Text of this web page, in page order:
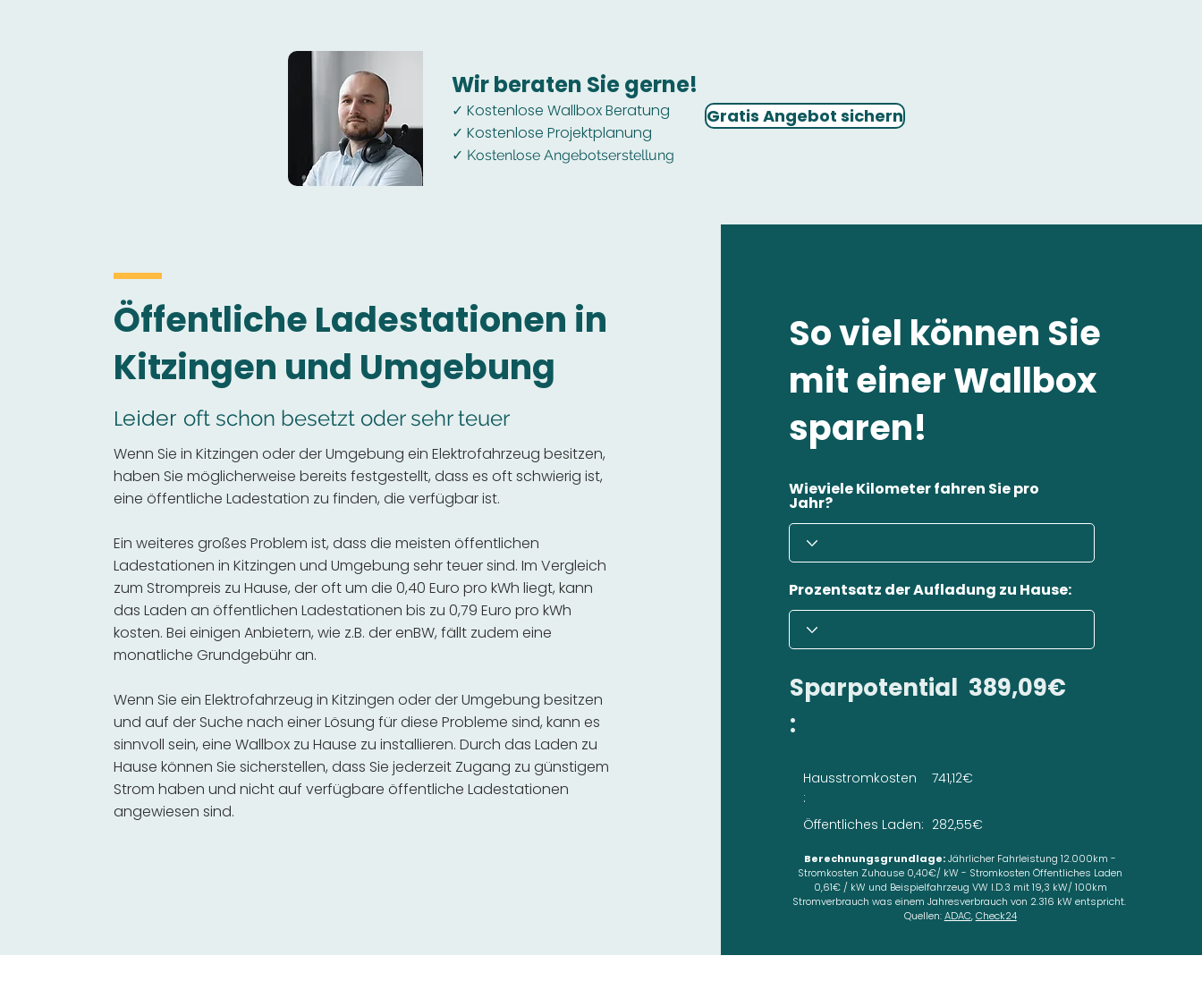
Wir beraten Sie gerne!
✓ Kostenlose Wallbox Beratung
✓ Kostenlose Projektplanung
✓ Kostenlose Angebotserstellung
Gratis Angebot sichern
Öffentliche Ladestationen in
Kitzingen und Umgebung
Leider oft schon besetzt oder sehr teuer
Wenn Sie in Kitzingen oder der Umgebung ein Elektrofahrzeug besitzen,
haben Sie möglicherweise bereits festgestellt, dass es oft schwierig ist,
eine öffentliche Ladestation zu finden, die verfügbar ist.
Ein weiteres großes Problem ist, dass die meisten öffentlichen
Ladestationen in Kitzingen und Umgebung sehr teuer sind. Im Vergleich
zum Strompreis zu Hause, der oft um die 0,40 Euro pro kWh liegt, kann
das Laden an öffentlichen Ladestationen bis zu 0,79 Euro pro kWh
kosten. Bei einigen Anbietern, wie z.B. der enBW, fällt zudem eine
monatliche Grundgebühr an.
Wenn Sie ein Elektrofahrzeug in Kitzingen oder der Umgebung besitzen
und auf der Suche nach einer Lösung für diese Probleme sind, kann es
sinnvoll sein, eine Wallbox zu Hause zu installieren. Durch das Laden zu
Hause können Sie sicherstellen, dass Sie jederzeit Zugang zu günstigem
Strom haben und nicht auf verfügbare öffentliche Ladestationen
angewiesen sind.
So viel können Sie
mit einer Wallbox
sparen!
Wieviele Kilometer fahren Sie pro
Jahr?
Prozentsatz der Aufladung zu Hause:
Sparpotential
:
389,09€
Hausstromkosten
:
Öffentliches Laden:
741,12€
282,55€
Berechnungsgrundlage:Jährlicher Fahrleistung 12.000km -
Stromkosten Zuhause 0,40€/ kW - Stromkosten Öffentliches Laden
0,61€ / kW und Beispielfahrzeug VW I.D.3 mit 19,3 kW/ 100km
Stromverbrauch was einem Jahresverbrauch von 2.316 kW entspricht.
Quellen:ADAC,Check24